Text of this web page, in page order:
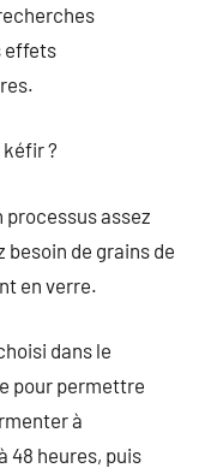
effets
?
assez
de grains de
en verre.
dans le
pour permettre
à
48 heures, puis